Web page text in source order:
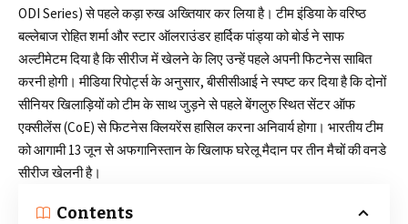
ODI Series) से पहले कड़ा रुख अख्तियार कर लिया है। टीम इंडिया के वरिष्ठ
बल्लेबाज रोहित शर्मा और स्टार ऑलराउंडर हार्दिक पांड्या को बोर्ड ने साफ
अल्टीमेटम दिया है कि सीरीज में खेलने के लिए उन्हें पहले अपनी फिटनेस साबित
करनी होगी। मीडिया रिपोर्ट्स के अनुसार, बीसीसीआई ने स्पष्ट कर दिया है कि दोनों
सीनियर खिलाड़ियों को टीम के साथ जुड़ने से पहले बेंगलुरु स्थित सेंटर ऑफ
एक्सीलेंस (CoE) से फिटनेस क्लियरेंस हासिल करना अनिवार्य होगा। भारतीय टीम
को आगामी 13 जून से अफगानिस्तान के खिलाफ घरेलू मैदान पर तीन मैचों की वनडे
सीरीज खेलनी है।
Contents